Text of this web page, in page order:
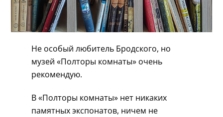
Не особый любитель Бродского, но
музей «Полторы комнаты» очень
рекомендую.
В «Полторы комнаты» нет никаких
памятных экспонатов, ничем не